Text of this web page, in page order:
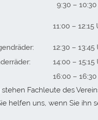
9:30 –
11:00 – 12:15
12:30 – 13:45
14:00 – 15:15
16:00 –
Fachleute des
helfen uns, wenn Sie ihn